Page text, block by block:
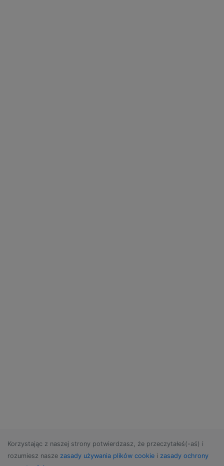
Korzystając z naszej strony potwierdzasz, że przeczytałeś(-aś) i
rozumiesz nasze zasady używania plików cookie i zasady ochrony